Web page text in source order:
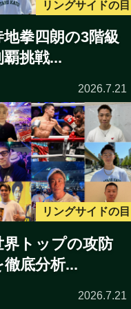
リングサイドの目
地拳四朗の3階級
覇挑戦...
2026.7.21
リングサイドの目
界トップの攻防
徹底分析...
2026.7.21